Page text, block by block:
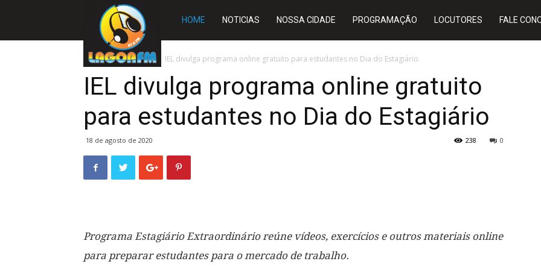
Rádio
Lagoa
FM
HOME NOTICIAS NOSSA CIDADE PROGRAMAÇÃO LOCUTORES FALE
Início TOCANTINS IEL divulga programa online gratuito para estudantes no Dia do Estagiário
IEL divulga programa online gratuito
para estudantes no Dia do Estagiário
18 de agosto de 2020 0
238
Programa Estagiário Extraordinário reúne vídeos, exercícios e outros materiais online
para preparar estudantes para o mercado de trabalho.